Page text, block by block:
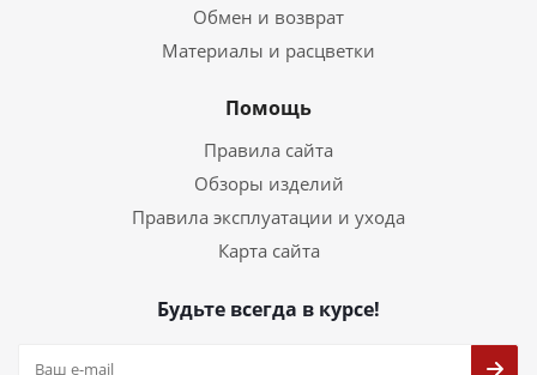
Обмен и возврат
Материалы и расцветки
Помощь
Правила сайта
Обзоры изделий
Правила эксплуатации и ухода
Карта сайта
Будьте всегда в курсе!